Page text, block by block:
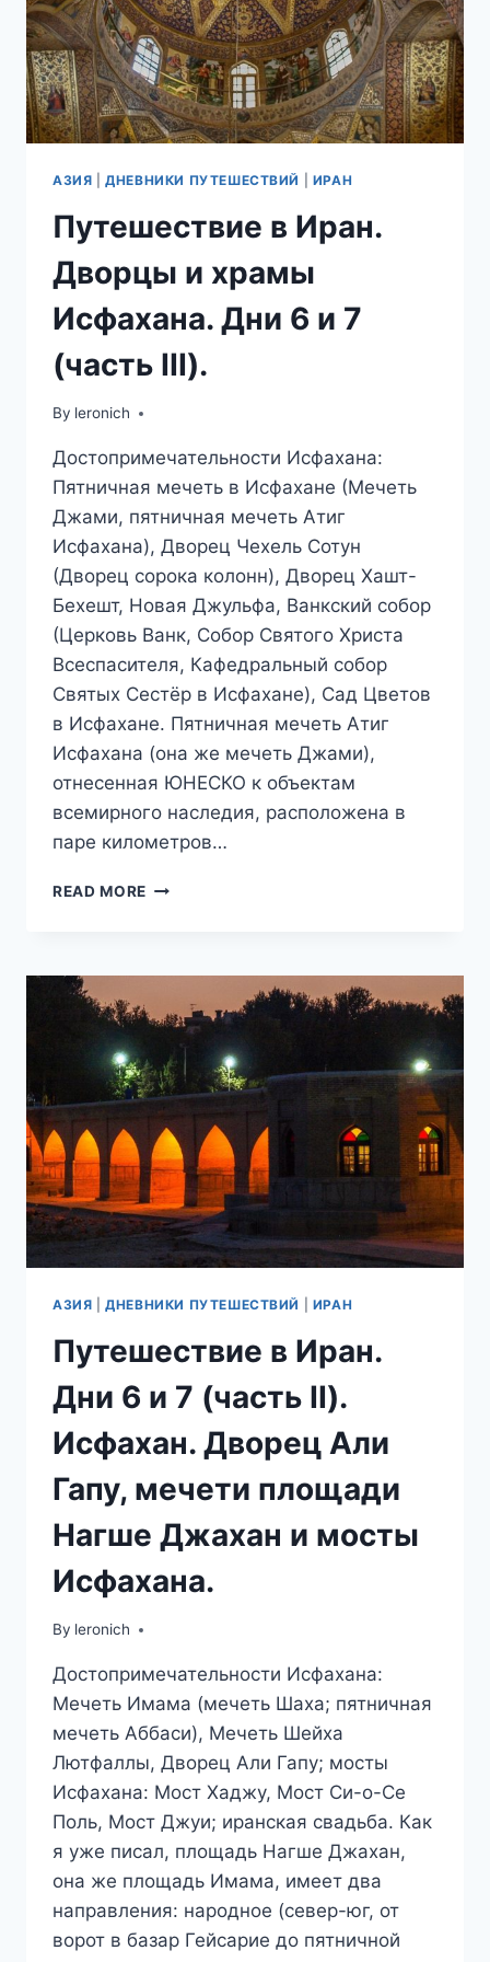
АЗИЯ |ДНЕВНИКИ ПУТЕШЕСТВИЙ ИРАН
Путешествие в Иран.
Дворцы и храмы
Исфахана. Дни 6 и 7
(часть III).
By leronich
Достопримечательности Исфахана:
Пятничная мечеть в Исфахане (Мечеть
Джами, пятничная мечеть Атиг
Исфахана), Дворец Чехель Сотун
(Дворец сорока колонн), Дворец Хашт-
Бехешт, Новая Джульфа, Ванкский собор
(Церковь Ванк, Собор Святого Христа
Всеспасителя, Кафедральный собор
Святых Сестёр в Исфахане), Сад Цветов
в Исфахане. Пятничная мечеть Атиг
Исфахана (она же мечеть Джами),
отнесенная ЮНЕСКО к объектам
всемирного наследия, расположена в
паре километров…
READ MORE ПУТЕШЕСТВИЕ
И
ХРАМЫ
ИСФАХАНА.
ДНИ
6
И
(ЧАСТЬ
III).
АЗИЯ |ДНЕВНИКИ ПУТЕШЕСТВИЙ ИРАН
Путешествие в Иран.
Дни 6 и 7 (часть II).
Исфахан. Дворец Али
Гапу, мечети площади
Нагше Джахан и мосты
Исфахана.
By leronich
Достопримечательности Исфахана:
Мечеть Имама (мечеть Шаха; пятничная
мечеть Аббаси), Мечеть Шейха
Лютфаллы, Дворец Али Гапу; мосты
Исфахана: Мост Хаджу, Мост Си-о-Се
Поль, Мост Джуи; иранская свадьба. Как
я уже писал, площадь Нагше Джахан,
она же площадь Имама, имеет два
направления: народное (север-юг, от
ворот в базар Гейсарие до пятничной